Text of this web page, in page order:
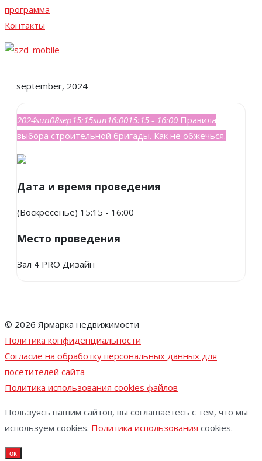
программа
Контакты
september, 2024
2024sun08sep15:15sun16:0015:15 - 16:00 Правила
выбора строительной бригады. Как не обжечься.
Дата и время проведения
(Воскресенье) 15:15 - 16:00
Место проведения
Зал 4 PRO Дизайн
© 2026 Ярмарка недвижимости
Политика конфиденциальности
Согласие на обработку персональных данных для
посетителей сайта
Политика использования cookies файлов
Пользуясь нашим сайтов, вы соглашаетесь с тем, что мы
используем cookies. Политика использования cookies.
ок